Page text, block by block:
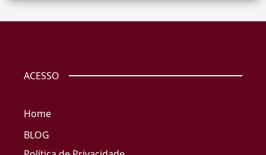
ACESSO
Home
BLOG